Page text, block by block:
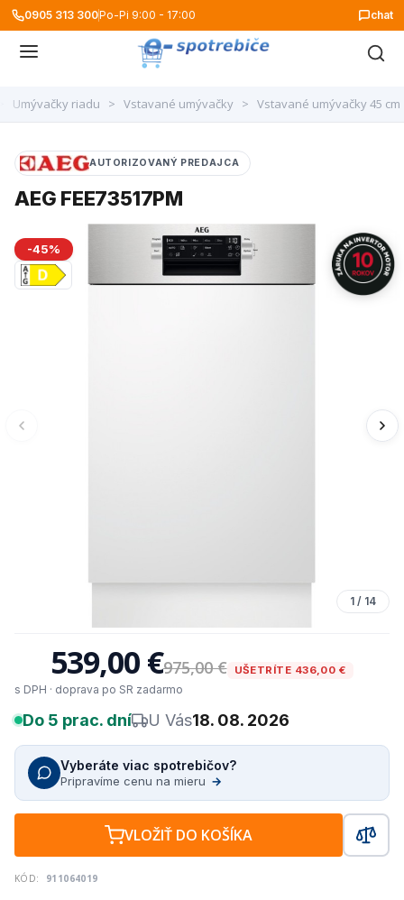
0905 313 300Po-Pi 9:00 - 17:00 chat
Umývačky riadu > Vstavané umývačky > Vstavané umývačky 45 cm
-45%
1 / 14
AUTORIZOVANÝ PREDAJCA
AEG FEE73517PM
539,00 €975,00 € UŠETRÍTE 436,00 €
s DPH · doprava po SR zadarmo
Do 5 prac. dní U Vás18. 08. 2026
Vyberáte viac spotrebičov?
Pripravíme cenu na mieru →
VLOŽIŤ DO KOŠÍKA
KÓD: 911064019